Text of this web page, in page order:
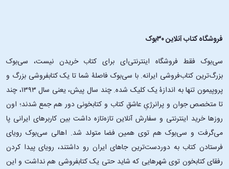
فروشگاه کتاب آنلاین ۳۰بوک
سی‌بوک فقط فروشگاه اینترنتی‌ای برای کتاب خریدن نیست، سی‌بوک
بزرگ‌ترین کتاب‌فروشی ایرانه. با سی‌بوک فاصلۀ شما تا یک کتابفروشی بزرگ و
پروپیمون تنها به اندازۀ یک کلیک شده. چند سال پیش، یعنی سال ۱۳۹۳، چند
تا متخصص جوان و پرانرژیِ عاشقِ کتاب و کتابخونی دور هم جمع شدند؛ اون‌
روزها خرید اینترنتی و سفارش آنلاین تازه‌تازه داشت بین کاربرهای ایرانی پا
می‌گرفت و سی‌بوک هم توی همین فضا متولد شد. اهالی سی‌بوک رویای
فرستادن کتاب به دوردست‌ترین جاهای ایران رو داشتند، رویای پیدا کردن
رفقای کتابخون توی شهرهایی که شاید حتی یک کتابفروشی هم نداشت و این